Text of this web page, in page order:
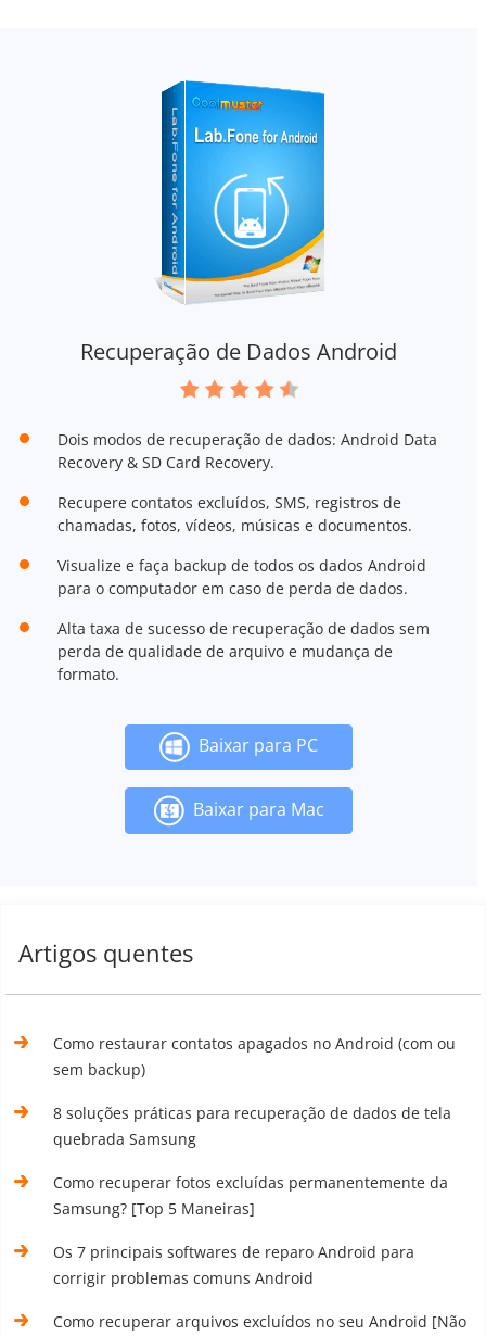
Recuperação de Dados Android
Dois modos de recuperação de dados: Android Data
Recovery & SD Card Recovery.
Recupere contatos excluídos, SMS, registros de
chamadas, fotos, vídeos, músicas e documentos.
Visualize e faça backup de todos os dados Android
para o computador em caso de perda de dados.
Alta taxa de sucesso de recuperação de dados sem
perda de qualidade de arquivo e mudança de
formato.
Baixar para PC
Baixar para Mac
Artigos quentes
Como restaurar contatos apagados no Android (com ou
sem backup)
8 soluções práticas para recuperação de dados de tela
quebrada Samsung
Como recuperar fotos excluídas permanentemente da
Samsung? [Top 5 Maneiras]
Os 7 principais softwares de reparo Android para
corrigir problemas comuns Android
Como recuperar arquivos excluídos no seu Android [Não